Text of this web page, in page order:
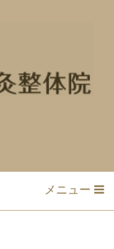
メニュー